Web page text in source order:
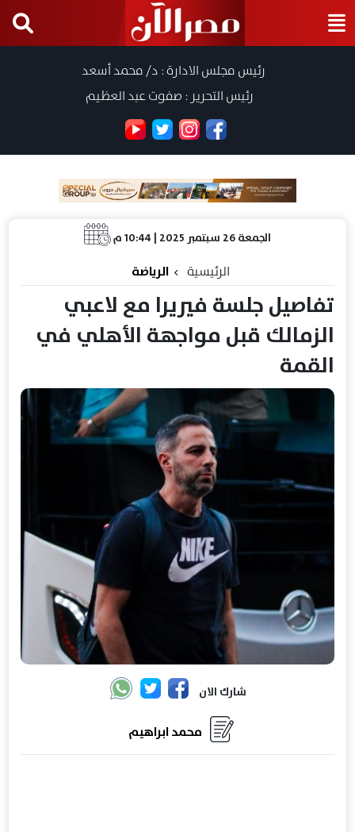
رئيس مجلس الادارة : د/ محمد أسعد
رئيس التحرير : صفوت عبد العظيم
الجمعة 26 سبتمبر 2025 | 10:44 م
الرئيسية الرياضة
تفاصيل جلسة فيريرا مع لاعبي
الزمالك قبل مواجهة الأهلي في
القمة
شارك الان
محمد ابراهيم